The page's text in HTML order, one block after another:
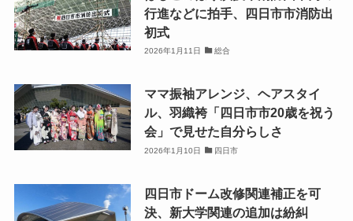
行進などに拍手、四日市市消防出
初式
2026年1月11日 総合
ママ振袖アレンジ、ヘアスタイ
ル、羽織袴「四日市市20歳を祝う
会」で見せた自分らしさ
2026年1月10日 四日市
四日市ドーム改修関連補正を可
決、新大学関連の追加は紛糾